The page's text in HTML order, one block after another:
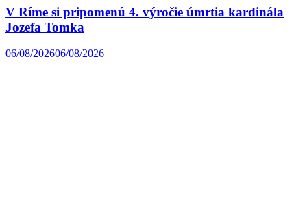
V Ríme si pripomenú 4. výročie úmrtia kardinála
Jozefa Tomka
06/08/202606/08/2026